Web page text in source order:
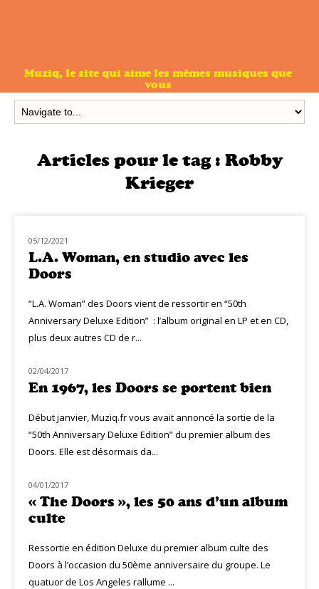
Muziq, le site qui aime les mêmes musiques que
vous
Articles pour le tag : Robby
Krieger
NOUVEAUTÉS
05/12/2021
L.A. Woman, en studio avec les
Doors
“L.A. Woman” des Doors vient de ressortir en “50th
Anniversary Deluxe Edition” : l’album original en LP et en CD,
plus deux autres CD de r...
CLASSIQ ROCK
02/04/2017
En 1967, les Doors se portent bien
Début janvier, Muziq.fr vous avait annoncé la sortie de la
“50th Anniversary Deluxe Edition” du premier album des
Doors. Elle est désormais da...
CLASSIQ ROCK
04/01/2017
« The Doors », les 50 ans d’un album
culte
Ressortie en édition Deluxe du premier album culte des
Doors à l’occasion du 50ème anniversaire du groupe. Le
quatuor de Los Angeles rallume ...